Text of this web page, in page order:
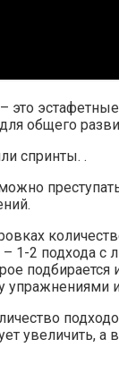
это
общего
спринты. .
1-2 подхода с
подбирается
увеличить, а